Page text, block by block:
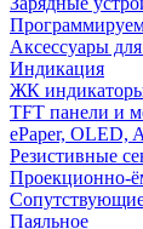
Аксессуары
Индикация
ЖК
TFT панели и
ePaper, OLED,
Резистивные
Проекционно-
Паяльное